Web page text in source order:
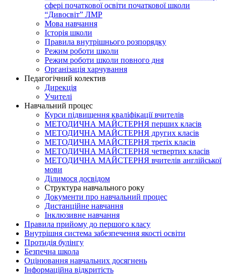
сфері початкової освіти початкової школи
“Дивосвіт” ЛМР
Мова навчання
Історія школи
Правила внутрішнього розпорядку
Режим роботи школи
Режим роботи школи повного дня
Організація харчування
Педагогічний колектив
Дирекція
Учителі
Навчальний процес
Курси підвищення кваліфікації вчителів
МЕТОДИЧНА МАЙСТЕРНЯ перших класів
МЕТОДИЧНА МАЙСТЕРНЯ других класів
МЕТОДИЧНА МАЙСТЕРНЯ третіх класів
МЕТОДИЧНА МАЙСТЕРНЯ четвертих класів
МЕТОДИЧНА МАЙСТЕРНЯ вчителів англійської
мови
Ділимося досвідом
Структура навчального року
Документи про навчальний процес
Дистанційне навчання
Інклюзивне навчання
Правила прийому до першого класу
Внутрішня система забезпечення якості освіти
Протидія булінгу
Безпечна школа
Оцінювання навчальних досягнень
Інформаційна відкритість